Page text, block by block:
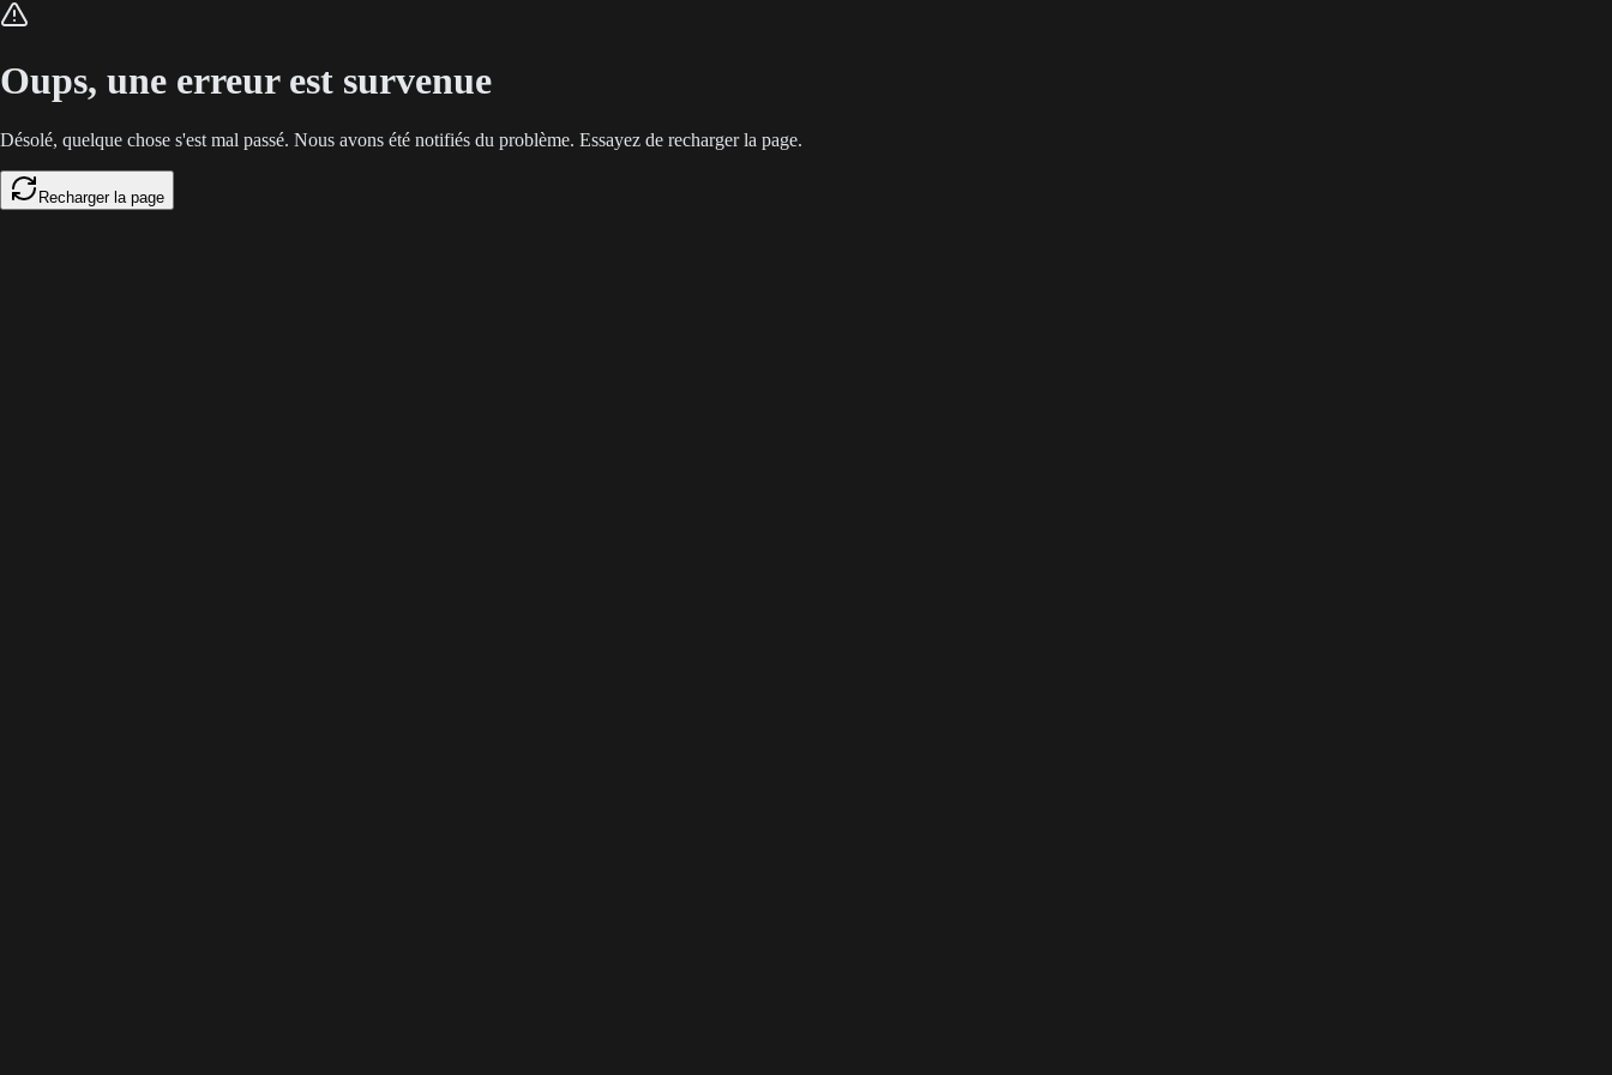
L'overdose de contenus générés par l'IA détruit la fiabilité de la recherche web. Pour accéder aux données brutes, les professionnels déploient des moteurs déterministes. DuckDuckGo NoAI garantit
Oups, une erreur est survenue
Désolé, quelque chose s'est mal passé. Nous avons été notifiés du problème. Essayez de recharger la page.
Recharger la page